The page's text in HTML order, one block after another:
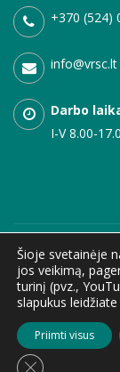
+370 (524)
info@vrsc.lt
Darbo
I-V 8.00-
© 1999 - 2026
politika|Korupcijos
apsauga | Teisinė
užduodami klausima
kūrimas
Šioje svetainėje
jos veikimą,
turinį (pvz.,
slapukus
Priimti visus
Close GDPR